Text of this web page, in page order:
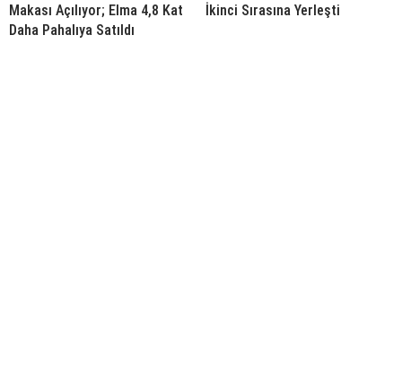
Makası Açılıyor; Elma 4,8 Kat
Daha Pahalıya Satıldı
İkinci Sırasına Yerleşti